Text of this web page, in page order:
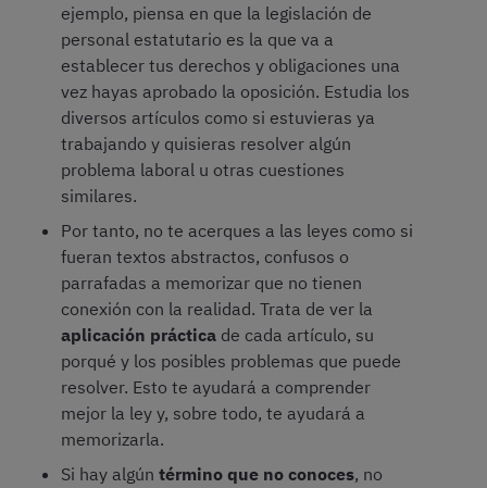
ejemplo, piensa en que la legislación de
personal estatutario es la que va a
establecer tus derechos y obligaciones una
vez hayas aprobado la oposición. Estudia los
diversos artículos como si estuvieras ya
trabajando y quisieras resolver algún
problema laboral u otras cuestiones
similares.
Por tanto, no te acerques a las leyes como si
fueran textos abstractos, confusos o
parrafadas a memorizar que no tienen
conexión con la realidad. Trata de ver la
aplicación práctica de cada artículo, su
porqué y los posibles problemas que puede
resolver. Esto te ayudará a comprender
mejor la ley y, sobre todo, te ayudará a
memorizarla.
Si hay algún término que no conoces, no